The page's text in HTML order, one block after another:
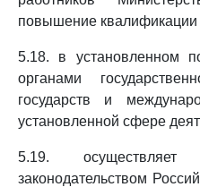
повышение квалификации
5.18. в установленном
органами
государств и
установленной сфере
5.19.
законодательством